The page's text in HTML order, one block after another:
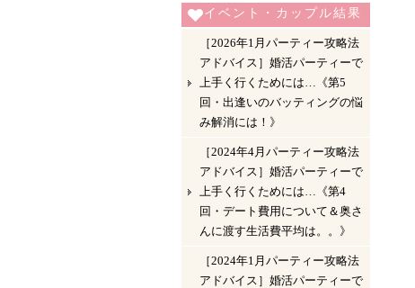
イベント・カップル結果
［2026年1月パーティー攻略法
アドバイス］婚活パーティーで
上手く行くためには…《第5
回・出逢いのバッティングの悩
み解消には！》
［2024年4月パーティー攻略法
アドバイス］婚活パーティーで
上手く行くためには…《第4
回・デート費用について＆奥さ
んに渡す生活費平均は。。》
［2024年1月パーティー攻略法
アドバイス］婚活パーティーで